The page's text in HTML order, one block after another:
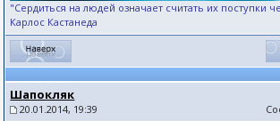
"Сердиться на людей означает считать их поступки
Карлос Кастанеда
Шапокляк
20.01.2014, 19:39